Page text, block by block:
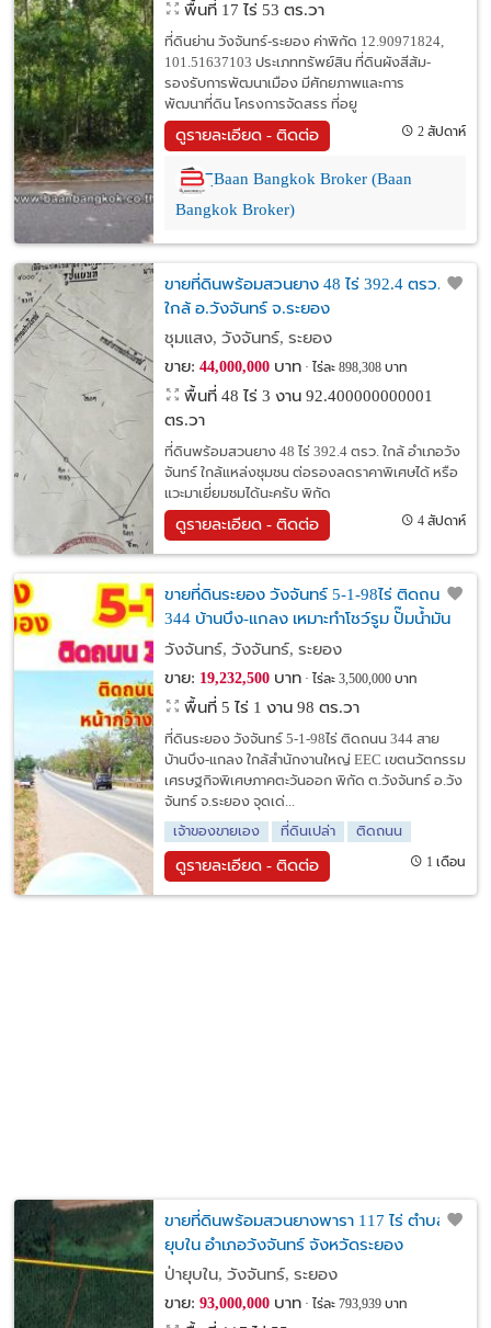
พื้นที่ 17 ไร่ 53 ตร.วา
ที่ดินย่าน วังจันทร์-ระยอง ค่าพิกัด 12.90971824,
101.51637103 ประเภททรัพย์สิน ที่ดินผังสีส้ม-
รองรับการพัฒนาเมือง มีศักยภาพและการ
พัฒนาที่ดิน โครงการจัดสรร ที่อยู
ดูรายละเอียด - ติดต่อ 2 สัปดาห์
ิฺBaan Bangkok Broker (Baan
Bangkok Broker)
ขายที่ดินพร้อมสวนยาง 48 ไร่ 392.4 ตรว.
ใกล้ อ.วังจันทร์ จ.ระยอง
ชุมแสง, วังจันทร์, ระยอง
ขาย: 44,000,000บาท ไร่ละ 898,308 บาท
พื้นที่ 48 ไร่ 3 งาน 92.400000000001
ตร.วา
ที่ดินพร้อมสวนยาง 48 ไร่ 392.4 ตรว. ใกล้ อำเภอวัง
จันทร์ ใกล้แหล่งชุมชน ต่อรองลดราคาพิเศษได้ หรือ
แวะมาเยี่ยมชมได้นะครับ พิกัด
ดูรายละเอียด - ติดต่อ 4 สัปดาห์
ขายที่ดินระยอง วังจันทร์ 5-1-98ไร่ ติดถนน
344 บ้านบึง-แกลง เหมาะทำโชว์รูม ปั๊มน้ำมัน
โกดัง โรงงาน
วังจันทร์, วังจันทร์, ระยอง
ขาย: 19,232,500บาท ไร่ละ 3,500,000 บาท
พื้นที่ 5 ไร่ 1 งาน 98 ตร.วา
ที่ดินระยอง วังจันทร์ 5-1-98ไร่ ติดถนน 344 สาย
บ้านบึง-แกลง ใกล้สำนักงานใหญ่ EEC เขตนวัตกรรม
เศรษฐกิจพิเศษภาคตะวันออก พิกัด ต.วังจันทร์ อ.วัง
จันทร์ จ.ระยอง จุดเด่...
เจ้าของขายเอง
ที่ดินเปล่า ติดถนน
ดูรายละเอียด - ติดต่อ 1 เดือน
ขายที่ดินพร้อมสวนยางพารา 117 ไร่ ตำบลป่า
ยุบใน อำเภอว้งจันทร์ จังหวัดระยอง
ป่ายุบใน, วังจันทร์, ระยอง
ขาย: 93,000,000บาท ไร่ละ 793,939 บาท